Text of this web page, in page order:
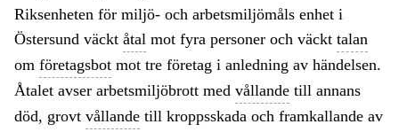
Riksenheten för miljö- och arbetsmiljömåls enhet i
Östersund väckt åtal mot fyra personer och väckt talan
om företagsbot mot tre företag i anledning av händelsen.
Åtalet avser arbetsmiljöbrott med vållande till annans
död, grovt vållande till kroppsskada och framkallande av